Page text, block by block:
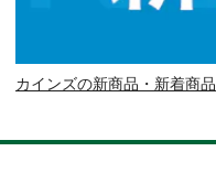
カインズの新商品・新着商品